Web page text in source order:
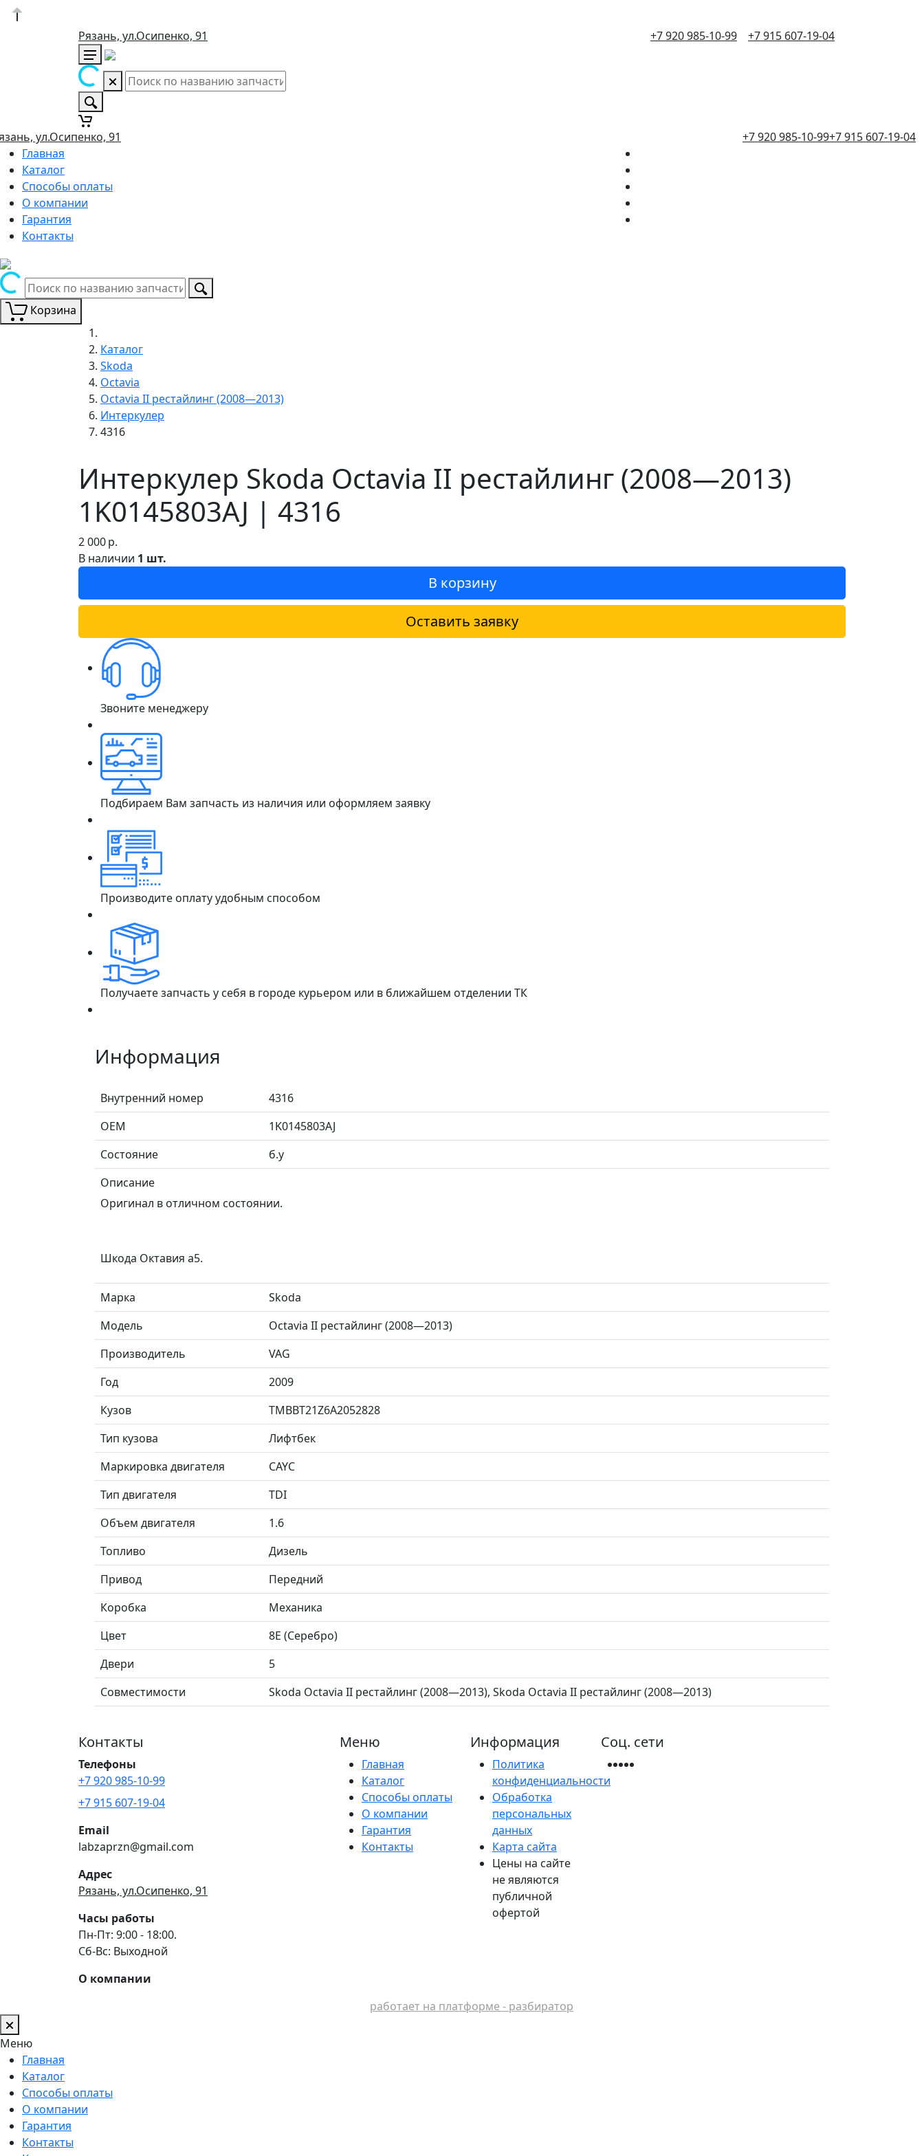
Рязань, ул.Осипенко, 91 +7 920 985-10-99 +7 915 607-19-04
ул.Осипенко, 91 +7 920 985-10-99+7 915 607-19-04
Главная
Каталог
Способы оплаты
О компании
Гарантия
Контакты
Корзина
Каталог
Skoda
Octavia
Octavia II рестайлинг (2008—2013)
Интеркулер
4316
Интеркулер Skoda Octavia II рестайлинг (2008—2013)
1K0145803AJ | 4316
2 000р.
В наличии 1 шт.
В корзину
Оставить заявку
Звоните менеджеру
Подбираем Вам запчасть из наличия или оформляем заявку
Производите оплату удобным способом
Получаете запчасть у себя в городе курьером или в ближайшем отделении ТК
Информация
Внутренний номер
4316
ОЕМ
1K0145803AJ
Состояние
б.у
Описание
Оригинал в отличном состоянии.
Шкода Октавия а5.
Марка
Skoda
Модель
Octavia II рестайлинг (2008—2013)
Производитель
VAG
Год
2009
Кузов
TMBBT21Z6A2052828
Тип кузова
Лифтбек
Маркировка двигателя
CAYC
Тип двигателя
TDI
Объем двигателя
1.6
Топливо
Дизель
Привод
Передний
Коробка
Механика
Цвет
8E (Серебро)
Двери
5
Совместимости
Skoda Octavia II рестайлинг (2008—2013), Skoda Octavia II рестайлинг (2008—2013)
Контакты
Телефоны
+7 920 985-10-99
+7 915 607-19-04
Email
labzaprzn@gmail.com
Адрес
Рязань, ул.Осипенко, 91
Часы работы
Пн-Пт: 9:00 - 18:00.
Сб-Вс: Выходной
О компании
Меню
Главная
Каталог
Способы оплаты
О компании
Гарантия
Контакты
Информация
Политика
конфиденциальности
Обработка
персональных
данных
Карта сайта
Цены на сайте
не являются
публичной
офертой
Соц. сети
работает на платформе - разбиратор
Меню
Главная
Каталог
Способы оплаты
О компании
Гарантия
Контакты